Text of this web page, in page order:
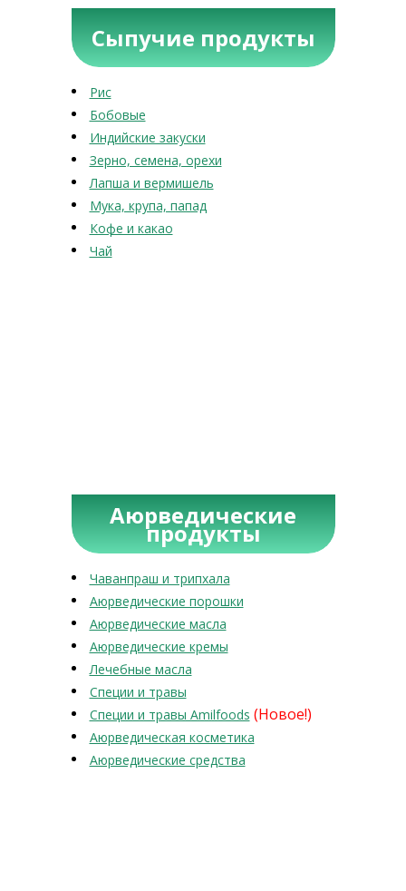
Сыпучие продукты
Рис
Бобовые
Индийские закуски
Зерно, семена, орехи
Лапша и вермишель
Мука, крупа, папад
Кофе и какао
Чай
Аюрведические
продукты
Чаванпраш и трипхала
Аюрведические порошки
Аюрведические масла
Аюрведические кремы
Лечебные масла
Специи и травы
Специи и травы Amilfoods (Новое!)
Аюрведическая косметика
Аюрведические средства